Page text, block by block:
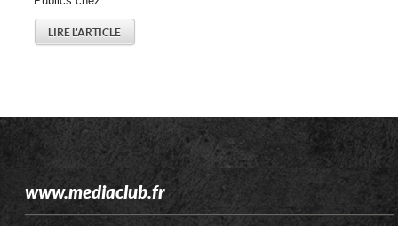
LIRE L'ARTICLE
www.mediaclub.fr